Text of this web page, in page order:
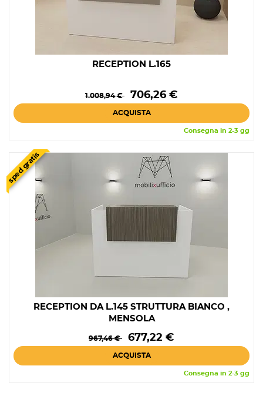
RECEPTION L.165
Prezzo
Prezzo
base
1.008,94 € 706,26 €
ACQUISTA
Consegna in 2-3 gg
sped gratis
RECEPTION DA L.145 STRUTTURA BIANCO ,
MENSOLA
Prezzo
Prezzo
base
967,46 € 677,22 €
ACQUISTA
Consegna in 2-3 gg